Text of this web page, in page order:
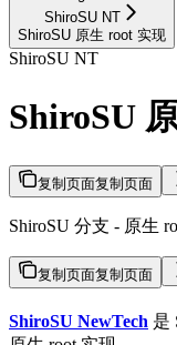
ShiroSU NT
ShiroSU 原生 root 实现
ShiroSU NT
ShiroSU
复制页面复制页面
ShiroSU 分支 - 原生
复制页面复制页面
ShiroSU NewTech 是